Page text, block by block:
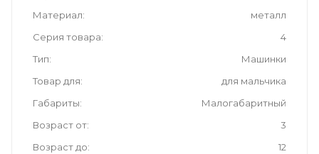
Материал
металл
Серия товара
4
Тип
Машинки
Товар для
для мальчика
Габариты
Малогабаритный
Возраст от
3
Возраст до
12